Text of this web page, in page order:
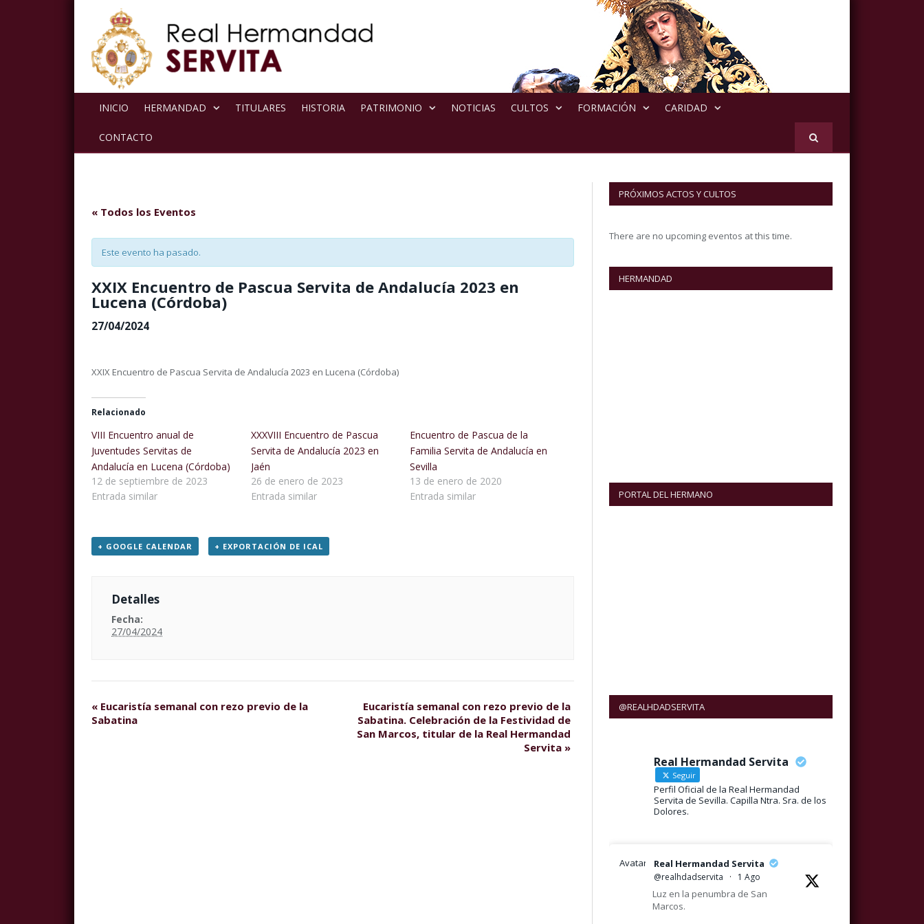
INICIO HERMANDAD TITULARES HISTORIA PATRIMONIO NOTICIAS CULTOS FORMACIÓN CARIDAD
CONTACTO
« Todos los Eventos
Este evento ha pasado.
XXIX Encuentro de Pascua Servita de Andalucía 2023 en
Lucena (Córdoba)
27/04/2024
XXIX Encuentro de Pascua Servita de Andalucía 2023 en Lucena (Córdoba)
Relacionado
VIII Encuentro anual de
Juventudes Servitas de
Andalucía en Lucena (Córdoba)
12 de septiembre de 2023
Entrada similar
XXXVIII Encuentro de Pascua
Servita de Andalucía 2023 en
Jaén
26 de enero de 2023
Entrada similar
Encuentro de Pascua de la
Familia Servita de Andalucía en
Sevilla
13 de enero de 2020
Entrada similar
+ GOOGLE CALENDAR + EXPORTACIÓN DE ICAL
Detalles
Fecha:
27/04/2024
« Eucaristía semanal con rezo previo de la
Sabatina
Eucaristía semanal con rezo previo de la
Sabatina. Celebración de la Festividad de
San Marcos, titular de la Real Hermandad
Servita »
PRÓXIMOS ACTOS Y CULTOS
There are no upcoming eventos at this time.
HERMANDAD
PORTAL DEL HERMANO
@REALHDADSERVITA
Real Hermandad Servita
Seguir
Perfil Oficial de la Real Hermandad
Servita de Sevilla. Capilla Ntra. Sra. de los
Dolores.
Avatar Real Hermandad Servita
@realhdadservita · 1 Ago
Luz en la penumbra de San
Marcos.